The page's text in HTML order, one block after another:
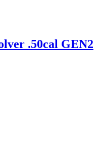
.50cal GEN2